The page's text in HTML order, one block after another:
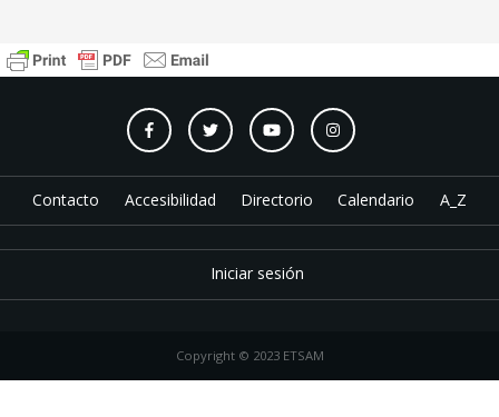
Contacto Accesibilidad Directorio Calendario A_Z
Iniciar sesión
Copyright © 2023 ETSAM